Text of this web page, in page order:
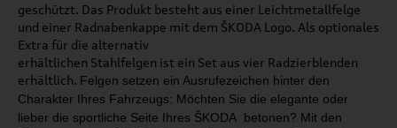
geschützt. Das Produkt besteht aus einer Leichtmetallfelge
und einer Radnabenkappe mit dem ŠKODA Logo. Als optionales
Extra für die alternativ
erhältlichen Stahlfelgen ist ein Set aus vier Radzierblenden
erhältlich. Felgen setzen ein Ausrufezeichen hinter den
Charakter Ihres Fahrzeugs: Möchten Sie die elegante oder
lieber die sportliche Seite Ihres ŠKODA betonen? Mit den